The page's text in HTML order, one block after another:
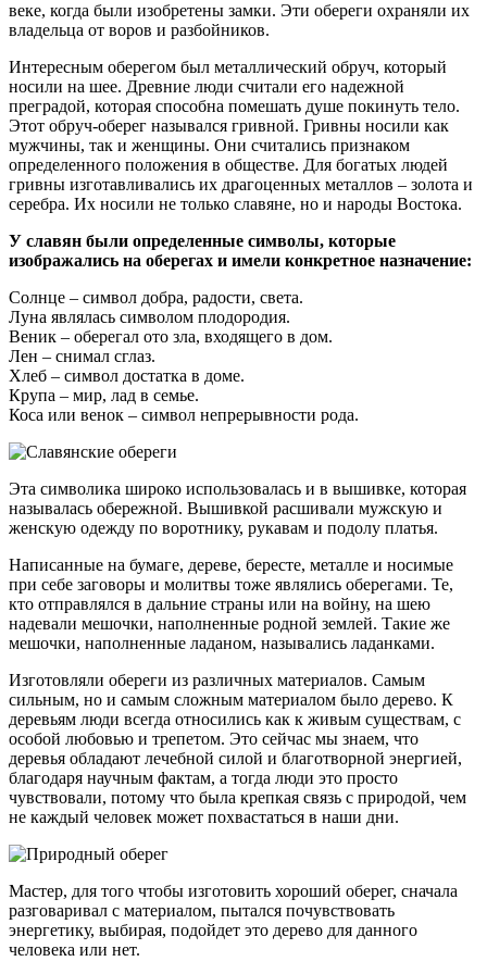
веке, когда были изобретены замки. Эти обереги охраняли их
владельца от воров и разбойников.
Интересным оберегом был металлический обруч, который
носили на шее. Древние люди считали его надежной
преградой, которая способна помешать душе покинуть тело.
Этот обруч-оберег назывался гривной. Гривны носили как
мужчины, так и женщины. Они считались признаком
определенного положения в обществе. Для богатых людей
гривны изготавливались их драгоценных металлов – золота и
серебра. Их носили не только славяне, но и народы Востока.
У славян были определенные символы, которые
изображались на оберегах и имели конкретное назначение:
Солнце – символ добра, радости, света.
Луна являлась символом плодородия.
Веник – оберегал ото зла, входящего в дом.
Лен – снимал сглаз.
Хлеб – символ достатка в доме.
Крупа – мир, лад в семье.
Коса или венок – символ непрерывности рода.
Эта символика широко использовалась и в вышивке, которая
называлась обережной. Вышивкой расшивали мужскую и
женскую одежду по воротнику, рукавам и подолу платья.
Написанные на бумаге, дереве, бересте, металле и носимые
при себе заговоры и молитвы тоже являлись оберегами. Те,
кто отправлялся в дальние страны или на войну, на шею
надевали мешочки, наполненные родной землей. Такие же
мешочки, наполненные ладаном, назывались ладанками.
Изготовляли обереги из различных материалов. Самым
сильным, но и самым сложным материалом было дерево. К
деревьям люди всегда относились как к живым существам, с
особой любовью и трепетом. Это сейчас мы знаем, что
деревья обладают лечебной силой и благотворной энергией,
благодаря научным фактам, а тогда люди это просто
чувствовали, потому что была крепкая связь с природой, чем
не каждый человек может похвастаться в наши дни.
Мастер, для того чтобы изготовить хороший оберег, сначала
разговаривал с материалом, пытался почувствовать
энергетику, выбирая, подойдет это дерево для данного
человека или нет.